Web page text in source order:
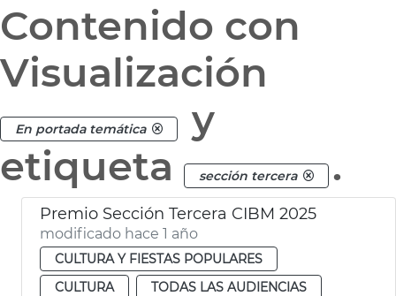
Contenido con
Visualización
En portada temática
y
etiqueta
sección tercera .
Premio Sección Tercera CIBM 2025
modificado hace 1 año
CULTURA Y FIESTAS POPULARES
CULTURA
TODAS LAS AUDIENCIAS